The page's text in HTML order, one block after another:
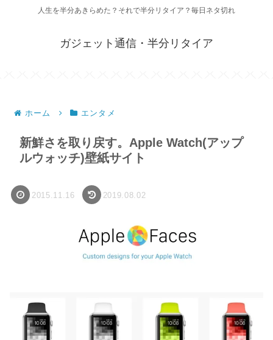
人生を半分あきらめた？それで半分リタイア？毎日ネタ切れ
ガジェット通信・半分リタイア
ホーム エンタメ
新鮮さを取り戻す。Apple Watch(アップ
ルウォッチ)壁紙サイト
2015.11.16 2019.08.02